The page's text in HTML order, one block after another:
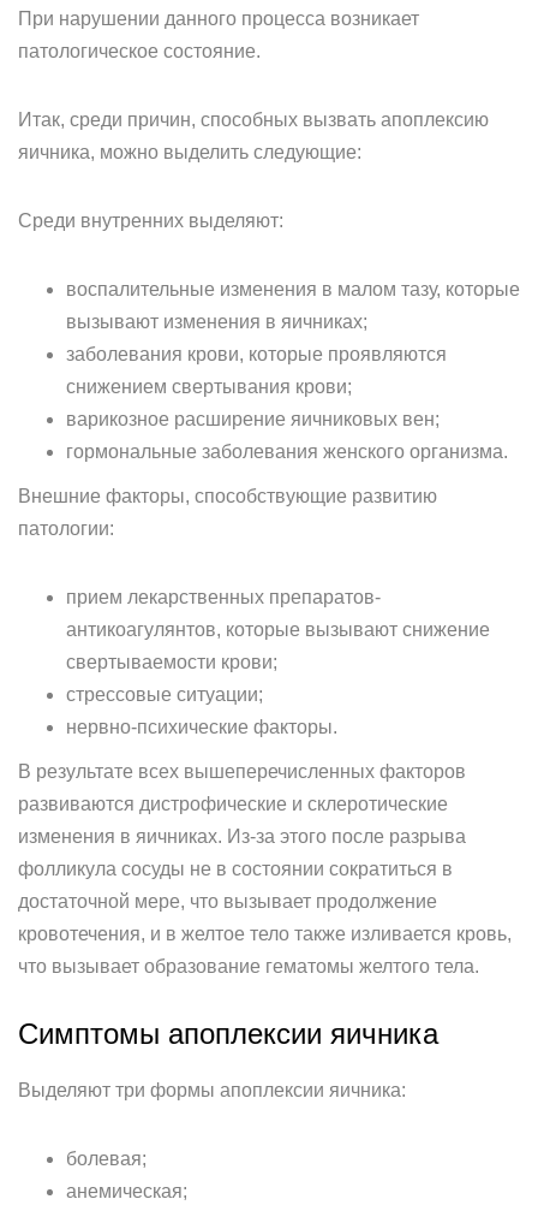
При нарушении данного процесса возникает
патологическое состояние.
Итак, среди причин, способных вызвать апоплексию
яичника, можно выделить следующие:
Среди внутренних выделяют:
воспалительные изменения в малом тазу, которые
вызывают изменения в яичниках;
заболевания крови, которые проявляются
снижением свертывания крови;
варикозное расширение яичниковых вен;
гормональные заболевания женского организма.
Внешние факторы, способствующие развитию
патологии:
прием лекарственных препаратов-
антикоагулянтов, которые вызывают снижение
свертываемости крови;
стрессовые ситуации;
нервно-психические факторы.
В результате всех вышеперечисленных факторов
развиваются дистрофические и склеротические
изменения в яичниках. Из-за этого после разрыва
фолликула сосуды не в состоянии сократиться в
достаточной мере, что вызывает продолжение
кровотечения, и в желтое тело также изливается кровь,
что вызывает образование гематомы желтого тела.
Симптомы апоплексии яичника
Выделяют три формы апоплексии яичника:
болевая;
анемическая;